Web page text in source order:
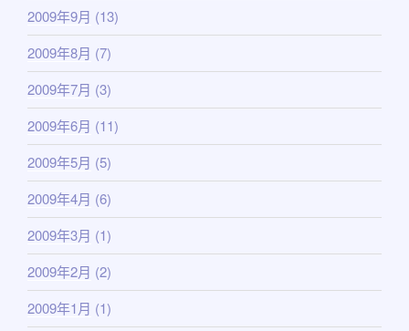
2009年9月 (13)
2009年8月 (7)
2009年7月 (3)
2009年6月 (11)
2009年5月 (5)
2009年4月 (6)
2009年3月 (1)
2009年2月 (2)
2009年1月 (1)